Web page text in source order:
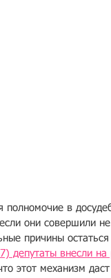
в
они совершили
причины
депутаты внесли на
этот механизм